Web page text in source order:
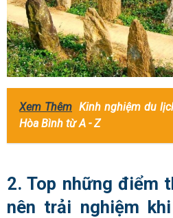
Xem Thêm Kinh nghiệm du
Hòa Bình từ A - Z
2. Top những điểm
nên trải nghiệm